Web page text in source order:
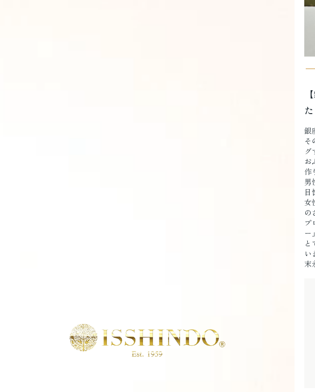
た
銀
そ
グ
お
作
男
目
女
の
プ
ー
と
い
末